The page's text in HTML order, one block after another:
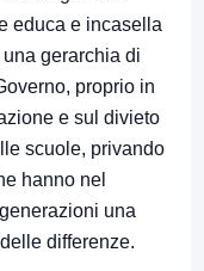
educa e incasella
gerarchia di
proprio in
e sul divieto
scuole, privando
hanno nel
una
differenze.